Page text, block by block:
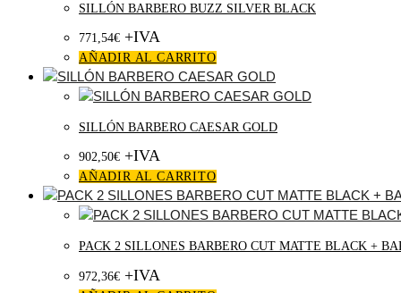
SILLÓN BARBERO BUZZ SILVER BLACK
771,54€ +IVA
AÑADIR AL CARRITO
SILLÓN BARBERO CAESAR GOLD
902,50€ +IVA
AÑADIR AL CARRITO
PACK 2 SILLONES BARBERO CUT MATTE BLACK +
972,36€ +IVA